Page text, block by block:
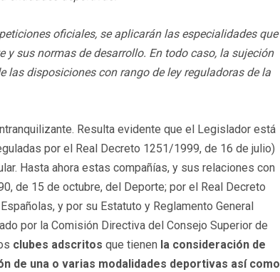
oficiales, se aplicarán las especialidades que
sus normas de desarrollo. En todo caso, la sujeción
las disposiciones con rango de ley reguladoras de la
Resulta evidente que el Legislador está
por el Real Decreto 1251/1999, de 16 de julio)
Hasta ahora estas compañías, y sus relaciones con
de 15 de octubre, del Deporte; por el Real Decreto
y por su Estatuto y Reglamento General
por la Comisión Directiva del Consejo Superior de
clubes adscritos que tienen la consideración de
de una o varias modalidades deportivas así como